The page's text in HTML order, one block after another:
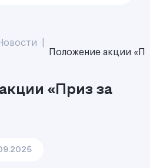
Положение акции
«Приз за